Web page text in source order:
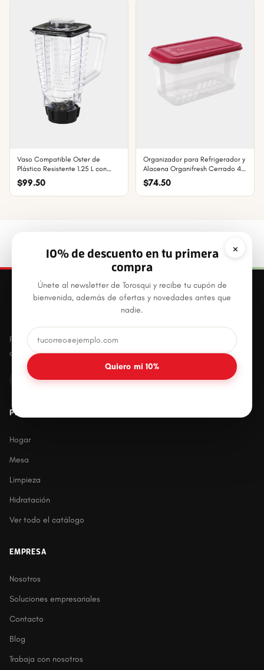
Vaso Compatible Oster de
Plástico Resistente 1.25 L con
Tapa y Aspa, Libre de BPA
$99.50
Organizador para Refrigerador y
Alacena Organifresh Cerrado 4.4
L, Cajón con Asa, Plástico
Resistente
$74.50
×
10% de descuento en tu primera
compra
Únete al newsletter de Torosqui y recibe tu cupón de
bienvenida, además de ofertas y novedades antes que
nadie.
Quiero mi 10%
Productos plásticos innovadores, prácticos y
duraderos para el hogar mexicano.
PRODUCTOS
Hogar
Mesa
Limpieza
Hidratación
Ver todo el catálogo
EMPRESA
Nosotros
Soluciones empresariales
Contacto
Blog
Trabaja con nosotros